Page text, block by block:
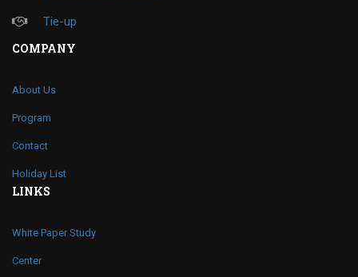
Tie-up
COMPANY
About Us
Program
Contact
Holiday List
LINKS
White Paper Study
Center